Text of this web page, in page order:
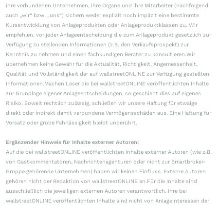
ihre verbundenen Unternehmen, ihre Organe und ihre Mitarbeiter (nachfolgend
auch „wir“ bzw. „uns“) sichern weder explizit noch implizit eine bestimmte
Kursentwicklung von Anlageprodukten oder Anlageproduktklassen zu. Wir
empfehlen, vor jeder Anlageentscheidung die zum Anlageprodukt gesetzlich zur
Verfügung zu stellenden Informationen (z.B. den Verkaufsprospekt) zur
Kenntnis zu nehmen und einen fachkundigen Berater zu konsultieren.Wir
übernehmen keine Gewähr für die Aktualität, Richtigkeit, Angemessenheit,
Qualität und Vollständigkeit der auf wallstreetONLINE zur Verfügung gestellten
Informationen.Machen Leser die bei wallstreetONLINE veröffentlichten Inhalte
zur Grundlage eigener Anlageentscheidungen, so geschieht dies auf eigenes
Risiko. Soweit rechtlich zulässig, schließen wir unsere Haftung für etwaige
direkt oder indirekt damit verbundene Vermögensschäden aus. Eine Haftung für
Vorsatz oder grobe Fahrlässigkeit bleibt unberührt.
Ergänzender Hinweis für Inhalte externer Autoren:
Auf die bei wallstreetONLINE veröffentlichten Inhalte externer Autoren (wie z.B.
von Gastkommentatoren, Nachrichtenagenturen oder nicht zur Smartbroker-
Gruppe gehörende Unternehmen) haben wir keinen Einfluss. Externe Autoren
gehören nicht der Redaktion von wallstreetONLINE an.Für die Inhalte sind
ausschließlich die jeweiligen externen Autoren verantwortlich. Ihre bei
wallstreetONLINE veröffentlichten Inhalte sind nicht von Anlageinteressen der